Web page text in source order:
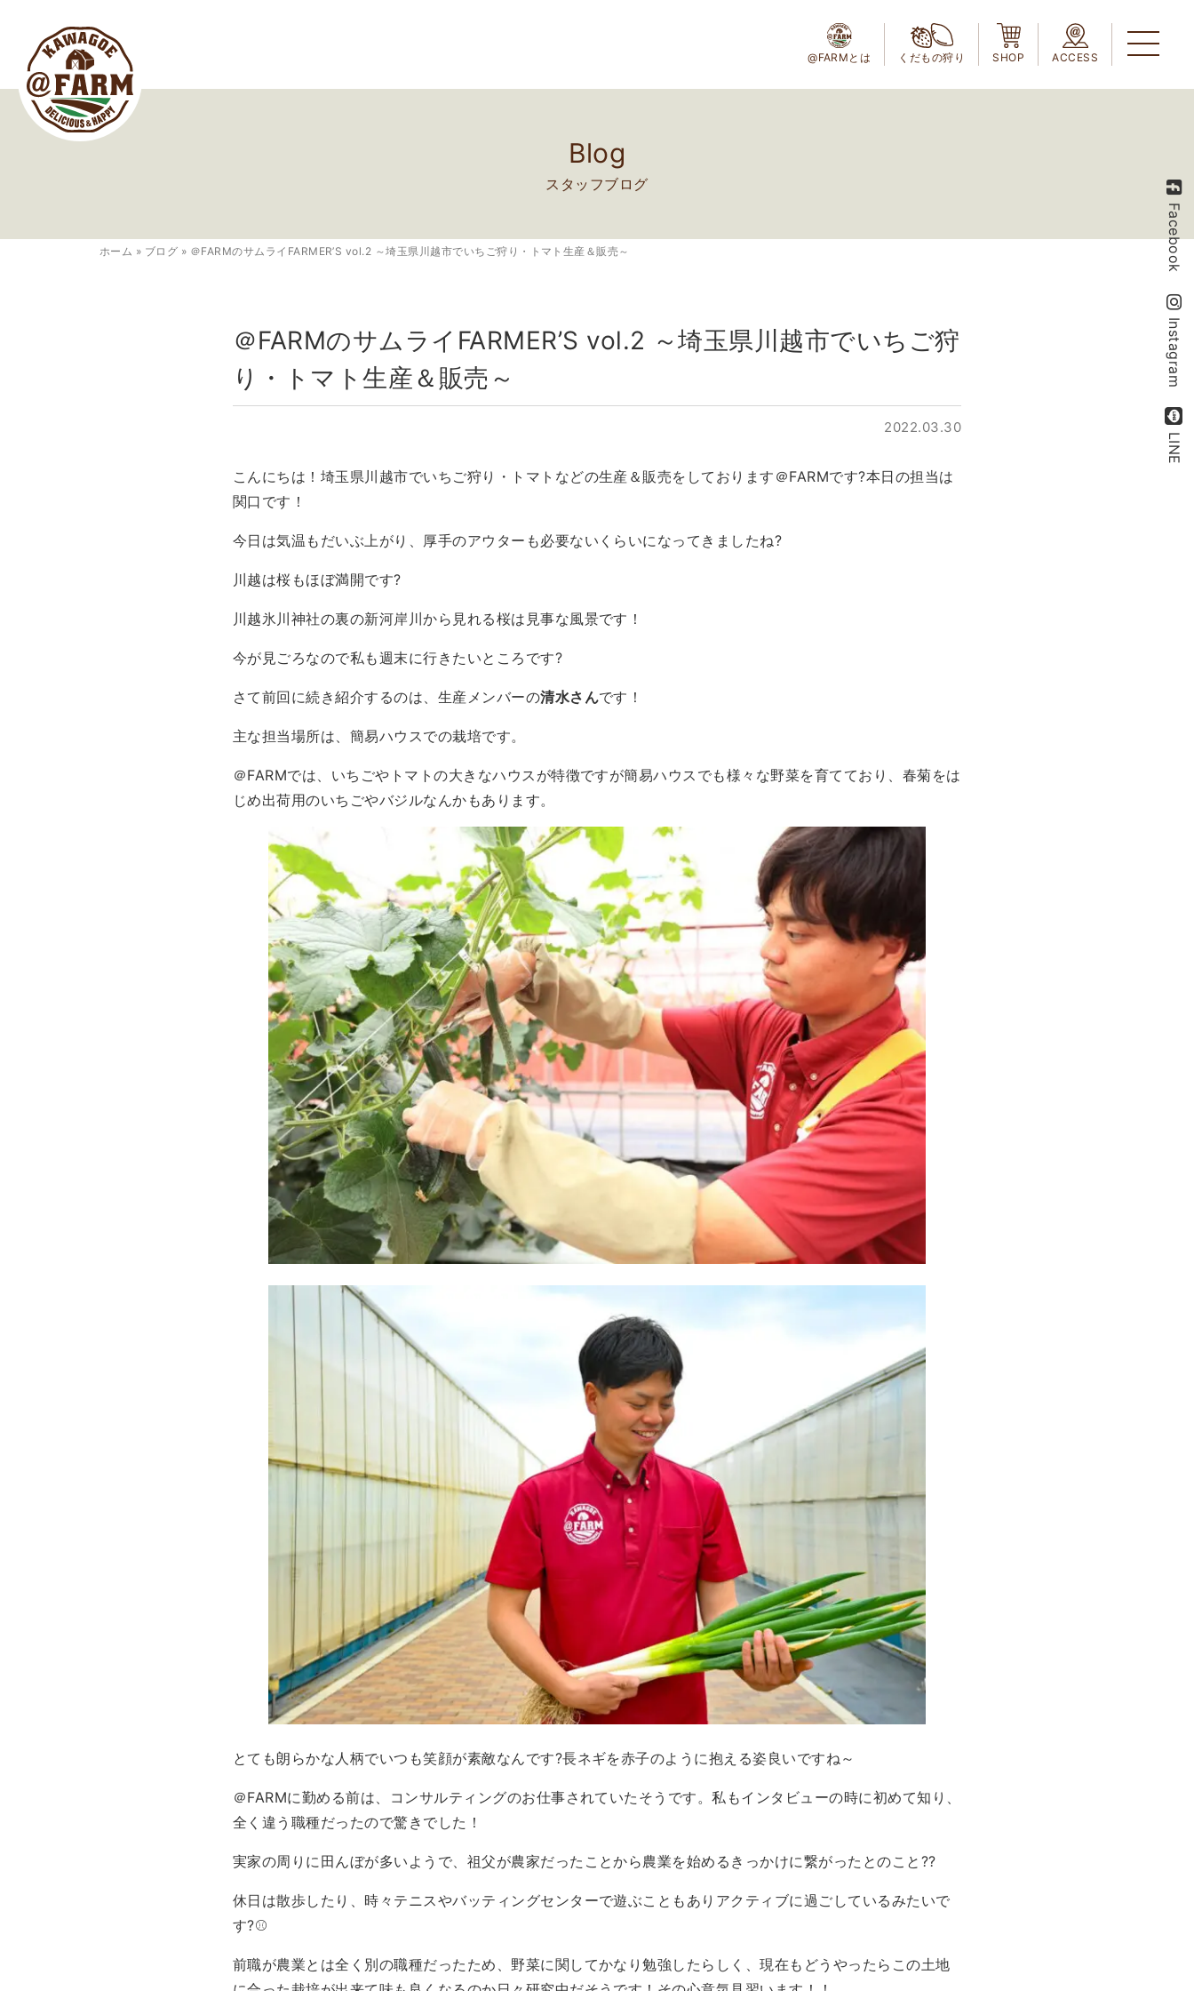
@FARMとは くだもの狩り SHOP ACCESS
Blog
スタッフブログ
ホーム » ブログ » ＠FARMのサムライFARMER’S vol.2 ～埼玉県川越市でいちご狩り・トマト生産＆販売～
＠FARMのサムライFARMER’S vol.2 ～埼玉県川越市でいちご狩
り・トマト生産＆販売～
2022.03.30
こんにちは！埼玉県川越市でいちご狩り・トマトなどの生産＆販売をしております＠FARMです?本日の担当は
関口です！
今日は気温もだいぶ上がり、厚手のアウターも必要ないくらいになってきましたね?️
川越は桜もほぼ満開です?
川越氷川神社の裏の新河岸川から見れる桜は見事な風景です！
今が見ごろなので私も週末に行きたいところです?
さて前回に続き紹介するのは、生産メンバーの清水さんです！
主な担当場所は、簡易ハウスでの栽培です。
＠FARMでは、いちごやトマトの大きなハウスが特徴ですが簡易ハウスでも様々な野菜を育てており、春菊をは
じめ出荷用のいちごやバジルなんかもあります。
とても朗らかな人柄でいつも笑顔が素敵なんです?長ネギを赤子のように抱える姿良いですね～
＠FARMに勤める前は、コンサルティングのお仕事されていたそうです。私もインタビューの時に初めて知り、
全く違う職種だったので驚きでした！
実家の周りに田んぼが多いようで、祖父が農家だったことから農業を始めるきっかけに繋がったとのこと?‍?
休日は散歩したり、時々テニスやバッティングセンターで遊ぶこともありアクティブに過ごしているみたいで
す?⚾
前職が農業とは全く別の職種だったため、野菜に関してかなり勉強したらしく、現在もどうやったらこの土地
Facebook
Instagram
LINE